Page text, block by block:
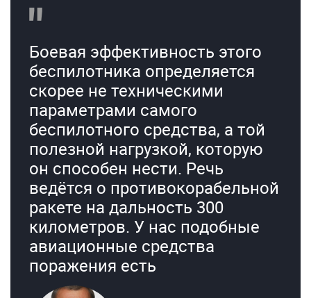
Боевая эффективность этого
беспилотника определяется
скорее не техническими
параметрами самого
беспилотного средства, а той
полезной нагрузкой, которую
он способен нести. Речь
ведётся о противокорабельной
ракете на дальность 300
километров. У нас подобные
авиационные средства
поражения есть